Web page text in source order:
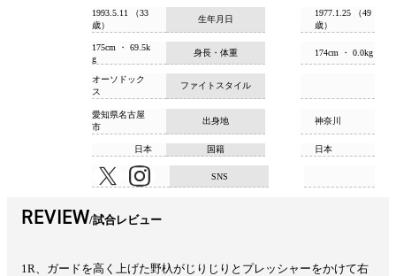
生年月日
1993.5.11 （33
歳）
1977.1.25 （49
歳）
身長・体重
175cm ・ 69.5k
g
174cm ・ 0.0kg
ファイトスタイル
オーソドック
ス
出身地
愛知県名古屋
市
神奈川
国籍
日本 日本
SNS
REVIEW 試合レビュー
1R、ガードを高く上げた野杁がじりじりとプレッシャーをかけて右